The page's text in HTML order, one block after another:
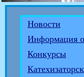
Новости
Информация
Конкурсы